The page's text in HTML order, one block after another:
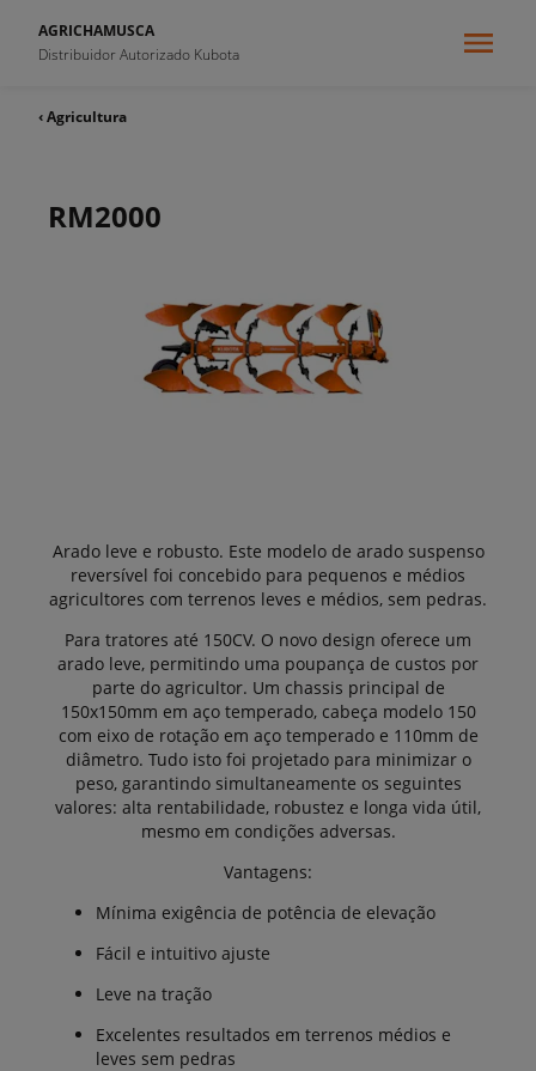
AGRICHAMUSCA
Distribuidor Autorizado Kubota
‹ Agricultura
RM2000
Arado leve e robusto. Este modelo de arado suspenso
reversível foi concebido para pequenos e médios
agricultores com terrenos leves e médios, sem pedras.
Para tratores até 150CV. O novo design oferece um
arado leve, permitindo uma poupança de custos por
parte do agricultor. Um chassis principal de
150x150mm em aço temperado, cabeça modelo 150
com eixo de rotação em aço temperado e 110mm de
diâmetro. Tudo isto foi projetado para minimizar o
peso, garantindo simultaneamente os seguintes
valores: alta rentabilidade, robustez e longa vida útil,
mesmo em condições adversas.
Vantagens:
Mínima exigência de potência de elevação
Fácil e intuitivo ajuste
Leve na tração
Excelentes resultados em terrenos médios e
leves sem pedras